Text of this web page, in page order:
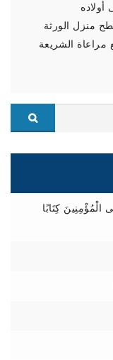
أولاده
منزل الورثة
مراعاة الشريعة
كِتَابًا